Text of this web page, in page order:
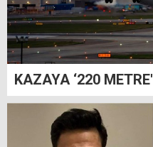
KAZAYA ‘220